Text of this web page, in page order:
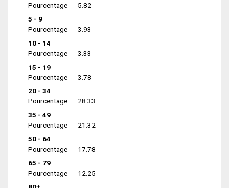
Pourcentage
5.82
5 - 9
Pourcentage
3.93
10 - 14
Pourcentage
3.33
15 - 19
Pourcentage
3.78
20 - 34
Pourcentage
28.33
35 - 49
Pourcentage
21.32
50 - 64
Pourcentage
17.78
65 - 79
Pourcentage
12.25